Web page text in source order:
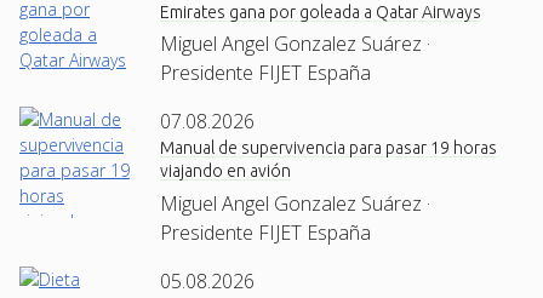
Emirates gana por goleada a Qatar Airways
Miguel Angel Gonzalez Suárez ·
Presidente FIJET España
07.08.2026
Manual de supervivencia para pasar 19 horas
viajando en avión
Miguel Angel Gonzalez Suárez ·
Presidente FIJET España
05.08.2026